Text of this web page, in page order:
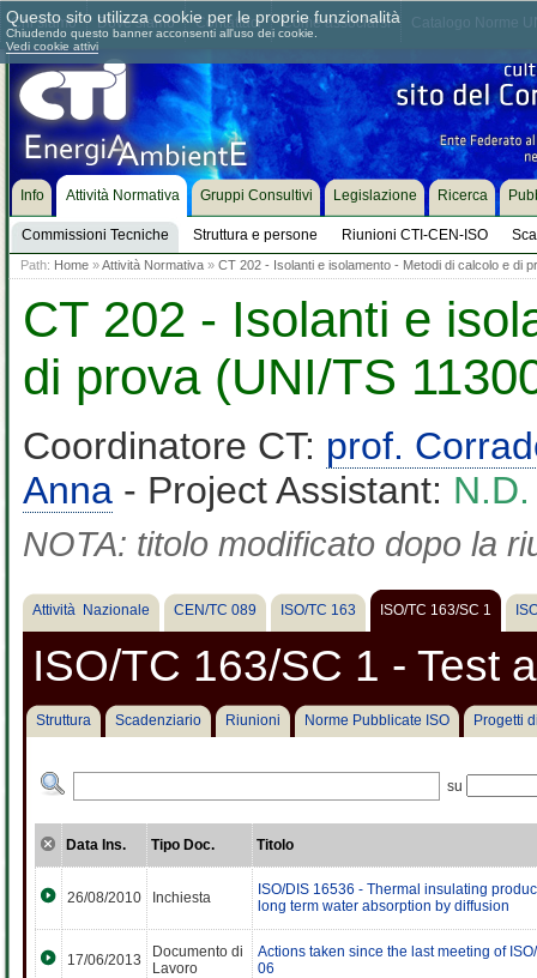
Chi siamo Dove siamo Contattaci Come associarsi
Info Attività Normativa
Commissioni Tecniche Struttura e persone Riunioni CTI-CEN-ISO
Gruppi Consultivi Legislazione Ricerca
Path: Home »Attività Normativa » CT 202 - Isolanti e isolamento - Metodi di calcolo e di
CT 202 - Isolanti e
di prova (UNI/TS
Coordinatore CT: prof.
Anna - Project Assistant: N.D.
NOTA: titolo modificato dopo la
Attività Nazionale CEN/TC 089 ISO/TC 163 ISO/TC 163/SC 1
ISO/TC 163/SC 1 - Test
Struttura Scadenziario Riunioni Norme Pubblicate ISO Progetti
su
Data Ins. Tipo Doc. Titolo
26/08/2010 Inchiesta
ISO/DIS 16536 - Thermal insulating
long term water absorption by diffusion
17/06/2013
Documento di
Lavoro
Actions taken since the last meeting of
06
Questo sito utilizza cookie per le proprie funzionalità
Chiudendo questo banner acconsenti all'uso dei cookie.
Vedi cookie attivi